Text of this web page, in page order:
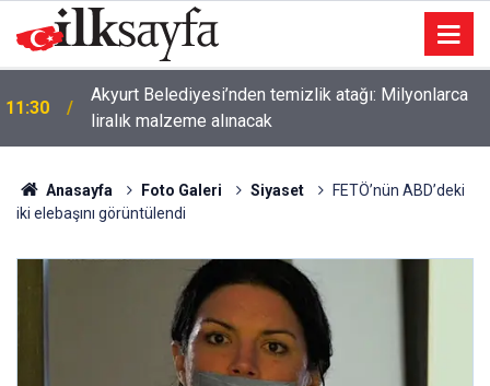
11:30
Akyurt Belediyesi’nden temizlik atağı: Milyonlarca
liralık malzeme alınacak
Anasayfa Foto Galeri Siyaset
FETÖ’nün ABD’deki
iki elebaşını görüntülendi